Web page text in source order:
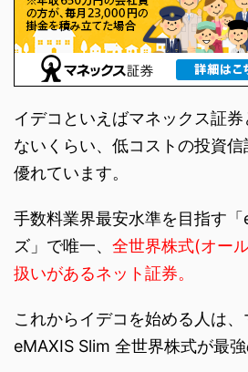
イデコといえばマネックス証
ないくらい、低コストの投資
優れています。
手数料業界最安水準を目指す
ズ」で唯一、 全世界株式(オー
扱いがあるネット証券。
これからイデコを始める人は、
eMAXIS Slim 全世界株式が最強